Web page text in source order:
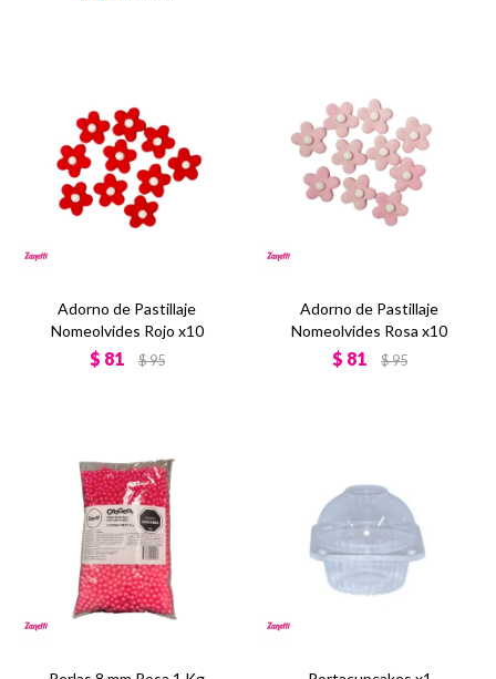
Adorno de Pastillaje
Nomeolvides Rojo x10
$ 81 $95
Adorno de Pastillaje
Nomeolvides Rosa x10
$ 81 $95